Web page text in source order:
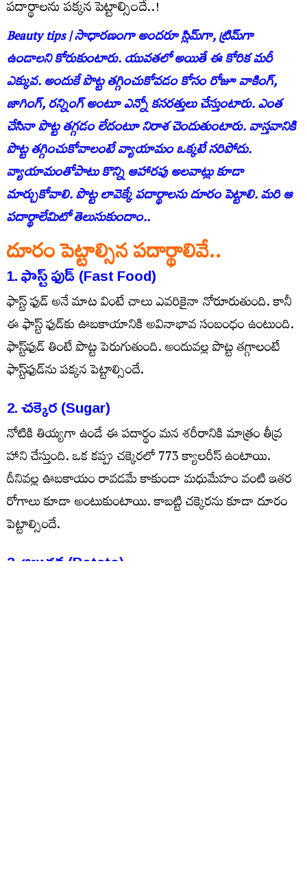
Beauty tips | సాధార‌ణంగా అందరూ స్లిమ్‌గా, ట్రిమ్‌గా
ఉండాల‌ని కోరుకుంటారు. యువ‌త‌లో అయితే ఈ కోరిక మ‌రీ
ఎక్కువ‌. అందుకే పొట్ట త‌గ్గించుకోవ‌డం కోసం రోజూ వాకింగ్‌,
జాగింగ్‌, ర‌న్నింగ్ అంటూ ఎన్నో క‌స‌ర‌త్తులు చేస్తుంటారు. ఎంత
చేసినా పొట్ట త‌గ్గడం లేదంటూ నిరాశ చెందుతుంటారు. వాస్తవానికి
పొట్ట త‌గ్గించుకోవాలంటే వ్యాయామం ఒక్కటే స‌రిపోదు.
వ్యాయామంతోపాటు కొన్ని ఆహార‌పు అల‌వాట్లు కూడా
మార్చుకోవాలి. పొట్ట లావెక్కే పదార్థాలను దూరం పెట్టాలి. మరి ఆ
పదార్థాలేమిటో తెలుసుకుందాం..
దూరం పెట్టాల్సిన పదార్థాలివే..
1. ఫాస్ట్ ఫుడ్ (Fast Food)
ఫాస్ట్ ఫుడ్ అనే మాట వింటే చాలు ఎవ‌రికైనా నోరూరుతుంది. కానీ
ఈ ఫాస్ట్ ఫుడ్‌కు ఊబకాయానికి అవినాభావ సంబంధం ఉంటుంది.
ఫాస్ట్‌ఫుడ్ తింటే పొట్ట పెరుగుతుంది. అందువ‌ల్ల పొట్ట త‌గ్గాలంటే
ఫాస్ట్‌ఫుడ్‌ను ప‌క్కన పెట్టాల్సిందే.
2. చ‌క్కెర‌ (Sugar)
నోటికి తియ్యగా ఉండే ఈ ప‌దార్థం మ‌న శ‌రీరానికి మాత్రం తీవ్ర
హాని చేస్తుంది. ఒక క‌ప్పు చ‌క్కెర‌లో 773 క్యాల‌రీస్ ఉంటాయి.
దీనివ‌ల్ల ఊబకాయం రావ‌డ‌మే కాకుండా మధుమేహం వంటి ఇత‌ర
రోగాలు కూడా అంటుకుంటాయి. కాబ‌ట్టి చ‌క్కెర‌ను కూడా దూరం
పెట్టాల్సిందే.
3. ఆలుగ‌డ్డ (Potato)